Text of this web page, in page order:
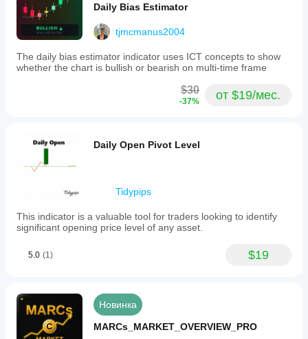
calculations
for
robust
and
efficient
operation.
Daily Bias Estimator
tjmcmanus2004
The daily bias estimator indicator uses ICT concepts to show
whether the chart is bullish or bearish on multi-time frame
$30
-37% от $19/мес.
Daily Open Pivot Level
Tidypips
This indicator is a valuable tool for traders looking to identify
significant opening price level of any asset.
5.0 (1) $19
Новинка
MARCs_MARKET_OVERVIEW_PRO